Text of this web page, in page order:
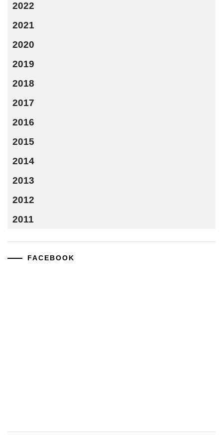
2022
2021
2020
2019
2018
2017
2016
2015
2014
2013
2012
2011
FACEBOOK